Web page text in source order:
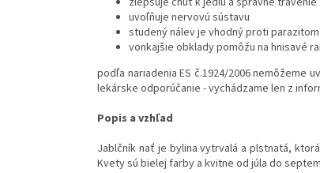
uvoľňuje nervovú sústavu
studený nálev je vhodný proti
vonkajšie obklady pomôžu na hnisavé
podľa nariadenia ES č.1924/2006
lekárske odporúčanie - vychádzame len z
Popis a vzhľad
Jablčník nať je bylina vytrvalá a plstnatá,
Kvety sú bielej farby a kvitne od júla do